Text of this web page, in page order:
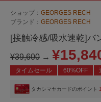
ショップ： GEORGES RECH
ブランド： GEORGES RECH
[接触冷感/吸水速乾]バ
¥39,600 →
タイムセール
60%OFF
タカシマヤカードのポイント